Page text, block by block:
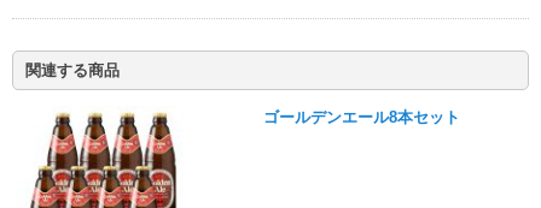
関連する商品
ゴールデンエール8本セット